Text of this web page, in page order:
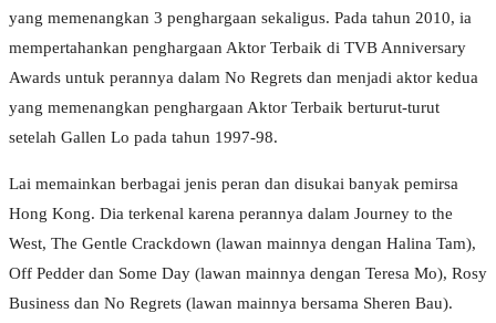
yang memenangkan 3 penghargaan sekaligus. Pada tahun 2010, ia
mempertahankan penghargaan Aktor Terbaik di TVB Anniversary
Awards untuk perannya dalam No Regrets dan menjadi aktor kedua
yang memenangkan penghargaan Aktor Terbaik berturut-turut
setelah Gallen Lo pada tahun 1997-98.
Lai memainkan berbagai jenis peran dan disukai banyak pemirsa
Hong Kong. Dia terkenal karena perannya dalam Journey to the
West, The Gentle Crackdown (lawan mainnya dengan Halina Tam),
Off Pedder dan Some Day (lawan mainnya dengan Teresa Mo), Rosy
Business dan No Regrets (lawan mainnya bersama Sheren Bau).